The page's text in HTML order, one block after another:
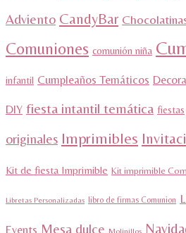
Adviento CandyBar
Comuniones comunión niña
infantil Cumpleaños Temáticos
DIY fiesta intantil temática fiestas
originales Imprimibles
Kit de fiesta Imprimible Kit imprimible
Libretas Personalizadas libro de firmas Comunion
Events Mesa dulce